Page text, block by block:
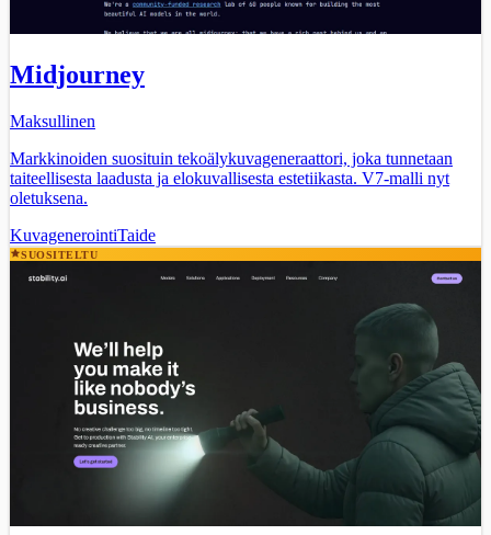
Midjourney
Maksullinen
Markkinoiden suosituin tekoälykuvageneraattori, joka tunnetaan
taiteellisesta laadusta ja elokuvallisesta estetiikasta. V7-malli nyt
oletuksena.
KuvagenerointiTaide
SUOSITELTU